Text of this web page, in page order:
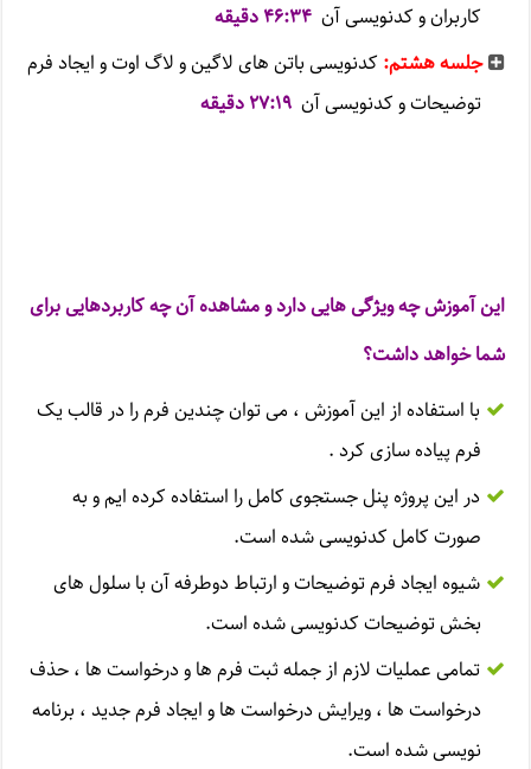
کاربران و کدنویسی آن ۴۶:۳۴ دقیقه
جلسه هشتم: کدنویسی باتن های لاگین و لاگ اوت و ایجاد فرم
توضیحات و کدنویسی آن۲۷:۱۹ دقیقه
این آموزش چه ویژگی هایی دارد و مشاهده آن چه کاربردهایی برای
شما خواهد داشت؟
با استفاده از این آموزش ، می توان چندین فرم را در قالب یک
فرم پیاده سازی کرد .
در این پروژه پنل جستجوی کامل را استفاده کرده ایم و به
صورت کامل کدنویسی شده است.
شیوه ایجاد فرم توضیحات و ارتباط دوطرفه آن با سلول های
بخش توضیحات کدنویسی شده است.
تمامی عملیات لازم از جمله ثبت فرم ها و درخواست ها ، حذف
درخواست ها ، ویرایش درخواست ها و ایجاد فرم جدید ، برنامه
نویسی شده است.